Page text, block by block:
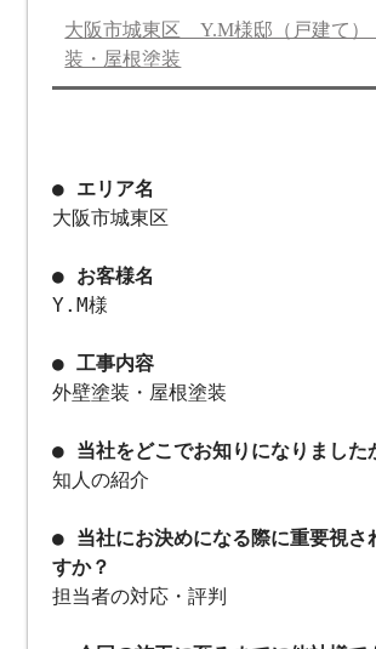
大阪市城東区 Y.M様邸（戸建て
装・屋根塗装
● エリア名
大阪市城東区
● お客様名
Y.M様
● 工事内容
外壁塗装・屋根塗装
● 当社をどこでお知りになりました
知人の紹介
● 当社にお決めになる際に重要視さ
すか？
担当者の対応・評判